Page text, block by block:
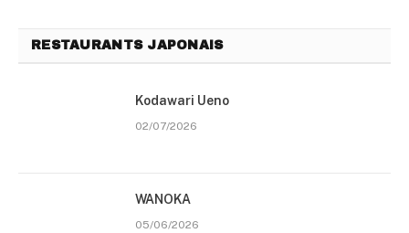
RESTAURANTS JAPONAIS
Kodawari Ueno
02/07/2026
WANOKA
05/06/2026